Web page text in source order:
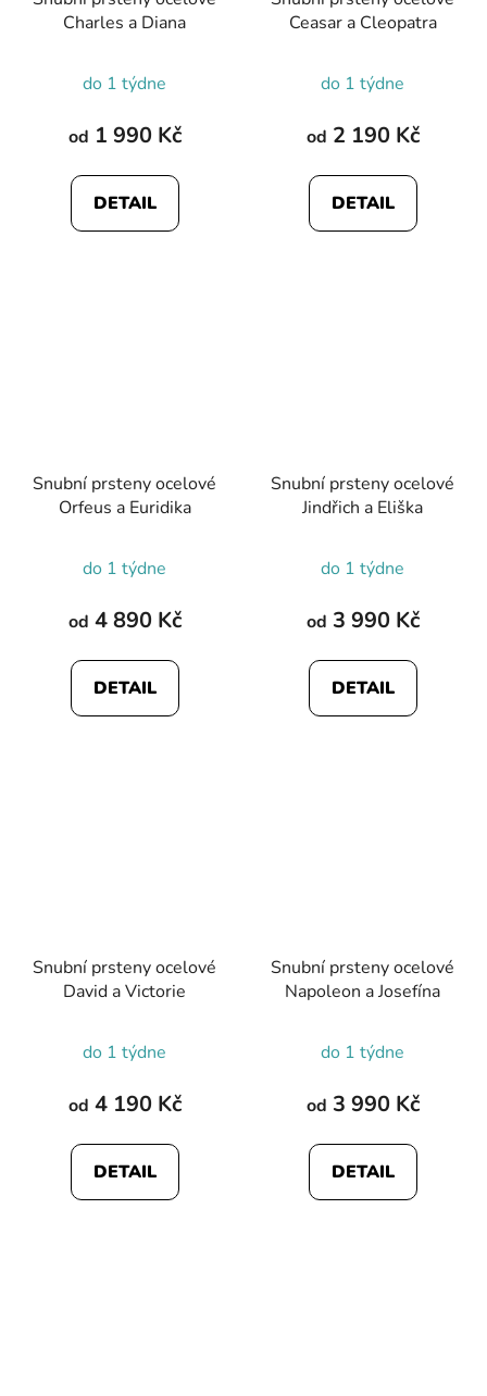
Charles a Diana
do 1 týdne
od 1 990 Kč
DETAIL
Ceasar a Cleopatra
do 1 týdne
od 2 190 Kč
DETAIL
Snubní prsteny ocelové
Orfeus a Euridika
do 1 týdne
od 4 890 Kč
DETAIL
Snubní prsteny ocelové
Jindřich a Eliška
do 1 týdne
od 3 990 Kč
DETAIL
Snubní prsteny ocelové
David a Victorie
do 1 týdne
od 4 190 Kč
DETAIL
Snubní prsteny ocelové
Napoleon a Josefína
do 1 týdne
od 3 990 Kč
DETAIL